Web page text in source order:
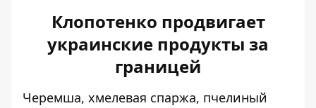
Клопотенко продвигает
украинские продукты за
границей
Черемша, хмелевая спаржа, пчелиный